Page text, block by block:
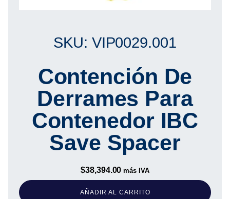
SKU: VIP0029.001
Contención De
Derrames Para
Contenedor IBC
Save Spacer
$38,394.00 más IVA
AÑADIR AL CARRITO